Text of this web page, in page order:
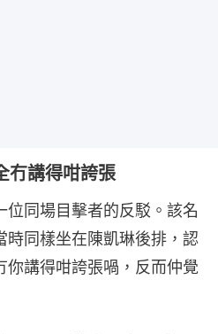
冇講得咁誇張
位同場目擊者的反駁。該名
時同樣坐在陳凱琳後排，認
你講得咁誇張喎，反而仲覺